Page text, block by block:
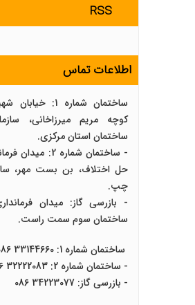
RSS
اطلاعات تماس
ساختمان شماره
کوچه مریم میرزاخانی،
ساختمان استان مرکزی.
- ساختمان شماره
حل اختلاف، بن بست مهر،
چپ.
- بازرسی گاز: میدان
ساختمان سوم سمت راست.
ساختمان شماره 1: 33144660 086.
- ساختمان شماره 2: 32222083 086
- بازرسی گاز: 34223077 086